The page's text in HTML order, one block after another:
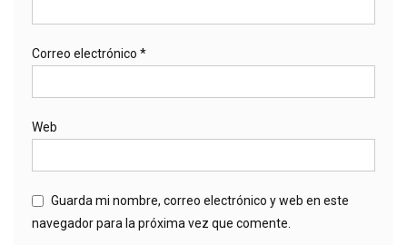
Correo electrónico *
Web
Guarda mi nombre, correo electrónico y web en este
navegador para la próxima vez que comente.